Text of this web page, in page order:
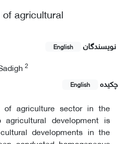
agricultural
نویسندگان English
2
چکیده English
of agriculture sector in the
development is
developments in the